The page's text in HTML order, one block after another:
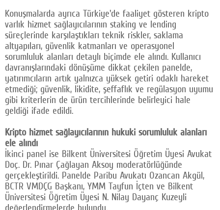
Konuşmalarda ayrıca Türkiye'de faaliyet gösteren kripto
varlık hizmet sağlayıcılarının staking ve lending
süreçlerinde karşılaştıkları teknik riskler, saklama
altyapıları, güvenlik katmanları ve operasyonel
sorumluluk alanları detaylı biçimde ele alındı. Kullanıcı
davranışlarındaki dönüşüme dikkat çekilen panelde,
yatırımcıların artık yalnızca yüksek getiri odaklı hareket
etmediği; güvenlik, likidite, şeffaflık ve regülasyon uyumu
gibi kriterlerin de ürün tercihlerinde belirleyici hale
geldiği ifade edildi.
Kripto hizmet sağlayıcılarının hukuki sorumluluk alanları
ele alındı
İkinci panel ise Bilkent Üniversitesi Öğretim Üyesi Avukat
Doç. Dr. Pınar Çağlayan Aksoy moderatörlüğünde
gerçekleştirildi. Panelde Paribu Avukatı Ozancan Akgül,
BCTR VMDÇG Başkanı, YMM Tayfun İçten ve Bilkent
Üniversitesi Öğretim Üyesi N. Nilay Dayanç Kuzeyli
değerlendirmelerde bulundu.